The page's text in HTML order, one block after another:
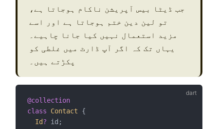
جب ڈیٹا بیس آپریشن ناکام ہوجاتا ہے،
تو لین دین ختم ہوجاتا ہے اور اسے
مزید استعمال نہیں کیا جانا چاہیے۔
یہاں تک کہ اگر آپ ڈارٹ میں غلطی کو
پکڑتے ہیں۔
@collection
class
Contact {
Id? id;